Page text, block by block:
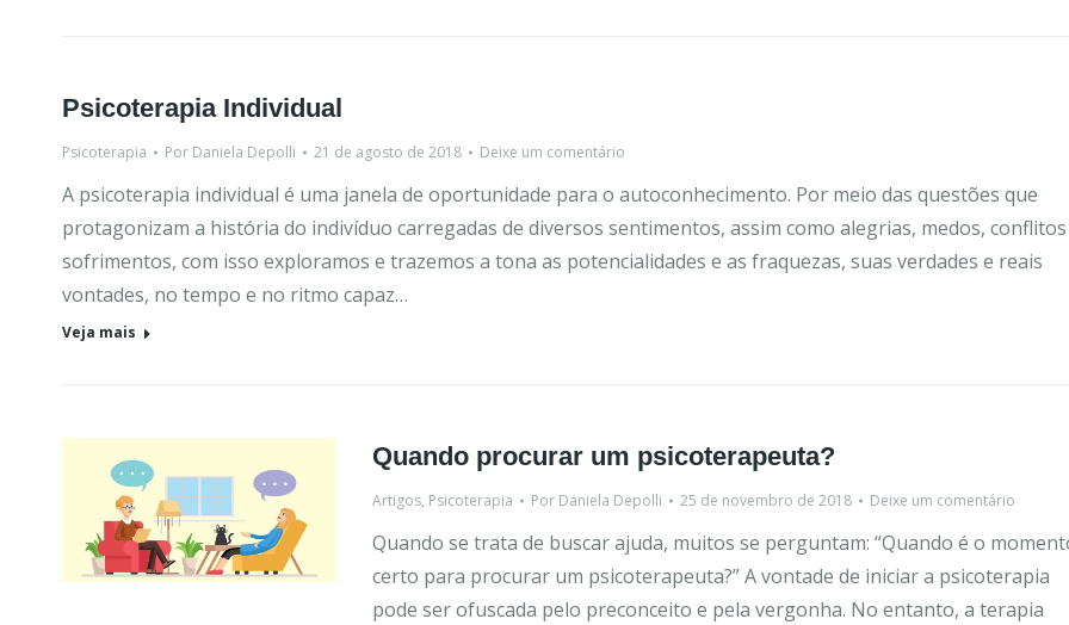
Psicoterapia Individual
Psicoterapia Por Daniela Depolli 21 de agosto de 2018 Deixe um comentário
A psicoterapia individual é uma janela de oportunidade para o autoconhecimento. Por meio das questões que
protagonizam a história do indivíduo carregadas de diversos sentimentos, assim como alegrias, medos,
sofrimentos, com isso exploramos e trazemos a tona as potencialidades e as fraquezas, suas verdades e reais
vontades, no tempo e no ritmo capaz…
Veja mais
Quando procurar um psicoterapeuta?
Artigos, Psicoterapia Por Daniela Depolli 25 de novembro de 2018 Deixe um comentário
Quando se trata de buscar ajuda, muitos se perguntam: “Quando é o
certo para procurar um psicoterapeuta?” A vontade de iniciar a psicoterapia
pode ser ofuscada pelo preconceito e pela vergonha. No entanto, a terapia